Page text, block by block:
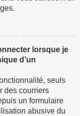
lorsque je
d’un
seuls
des courriers
un formulaire
abusive du